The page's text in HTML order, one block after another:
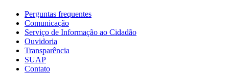
Perguntas frequentes
Comunicação
Serviço de Informação ao Cidadão
Ouvidoria
Transparência
SUAP
Contato